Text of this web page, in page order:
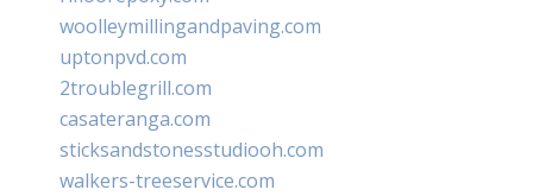
woolleymillingandpaving.com
uptonpvd.com
2troublegrill.com
casateranga.com
sticksandstonesstudiooh.com
walkers-treeservice.com